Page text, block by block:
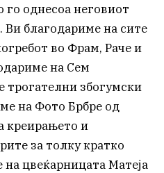
однесоа неговиот
Ви благодариме на сите
во Фрам, Раче и
на Сем
трогателни збогумски
на Фото Брбре од
креирањето и
за толку кратко
цвеќарницата Матеја